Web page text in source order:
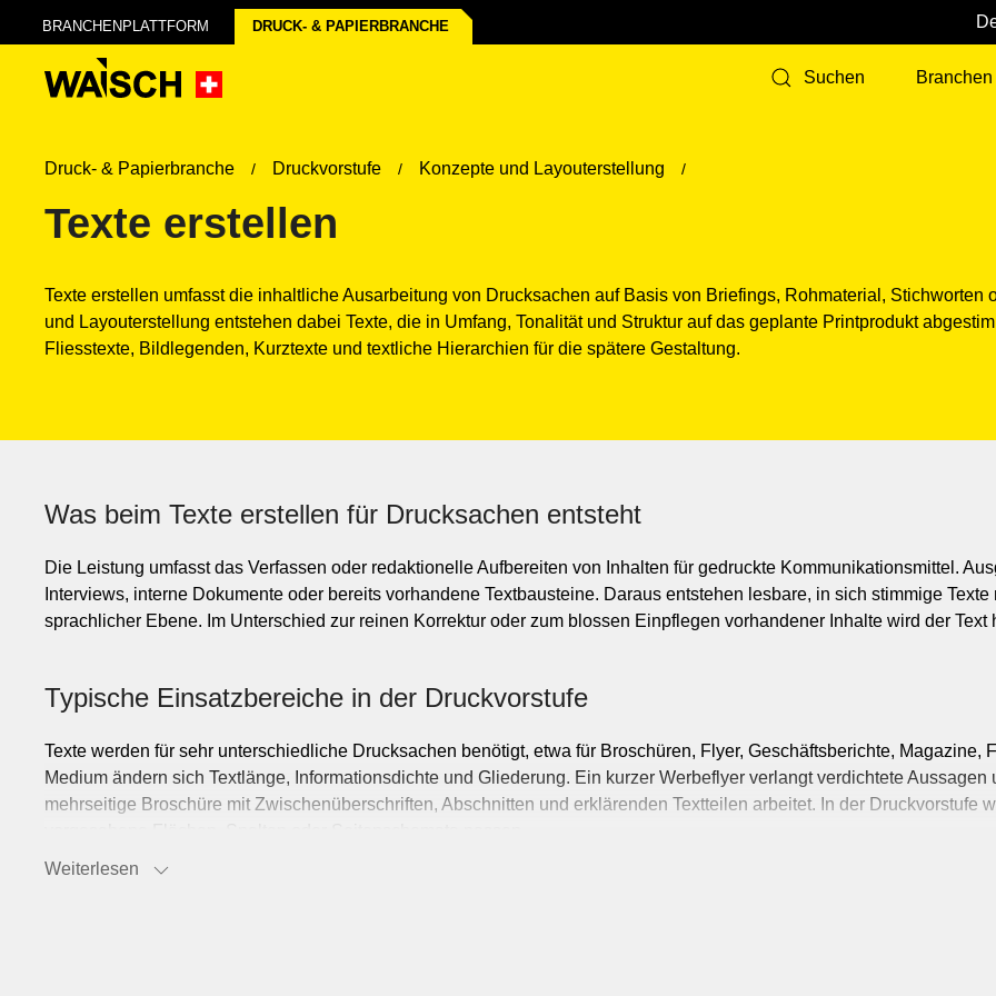
BRANCHENPLATTFORM DRUCK- & PAPIER­BRANCHE
Suchen Branchen
r
g
W
e
i
t
e
r
e
r
a
n
c
h
e
Beauty & Gesundheit
Bildung & Coaching
Chemie & Pharma
Druck- & Papierbranche Druckvorstufe Konzepte und Layouterstellung
Texte erstellen
Texte erstellen umfasst die inhaltliche Ausarbeitung von Drucksachen auf Basis von Briefings, Rohmaterial,
und Layouterstellung entstehen dabei Texte, die in Umfang, Tonalität und Struktur auf das geplante Printprodukt
Fliesstexte, Bildlegenden, Kurztexte und textliche Hierarchien für die spätere Gestaltung.
Was beim Texte erstellen für Drucksachen entsteht
Die Leistung umfasst das Verfassen oder redaktionelle Aufbereiten von Inhalten für gedruckte Kommunikationsmittel.
Interviews, interne Dokumente oder bereits vorhandene Textbausteine. Daraus entstehen lesbare, in sich stimmige
sprachlicher Ebene. Im Unterschied zur reinen Korrektur oder zum blossen Einpflegen vorhandener Inhalte wird der
Typische Einsatzbereiche in der Druckvorstufe
Texte werden für sehr unterschiedliche Drucksachen benötigt, etwa für Broschüren, Flyer, Geschäftsberichte,
Medium ändern sich Textlänge, Informationsdichte und Gliederung. Ein kurzer Werbeflyer verlangt verdichtete
mehrseitige Broschüre mit Zwischenüberschriften, Abschnitten und erklärenden Textteilen arbeitet. In der Druckvorstufe
Weiterlesen